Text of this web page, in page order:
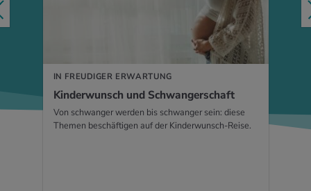
IN FREUDIGER ERWARTUNG
Kin­der­wunsch und Schwan­ger­schaft
Von schwanger werden bis schwanger sein: diese
Themen beschäftigen auf der Kinderwunsch-Reise.